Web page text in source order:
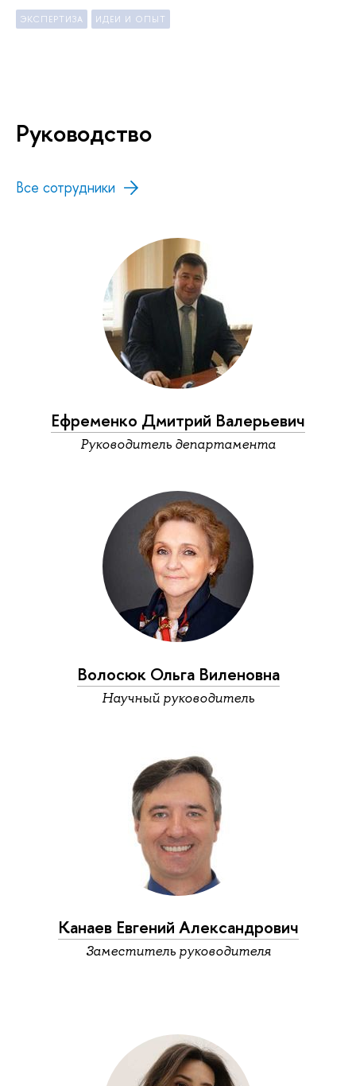
ЭКСПЕРТИЗА ИДЕИ И ОПЫТ
Руководство
Все сотрудники
Ефременко Дмитрий Валерьевич
Руководитель департамента
Волосюк Ольга Виленовна
Научный руководитель
Канаев Евгений Александрович
Заместитель руководителя